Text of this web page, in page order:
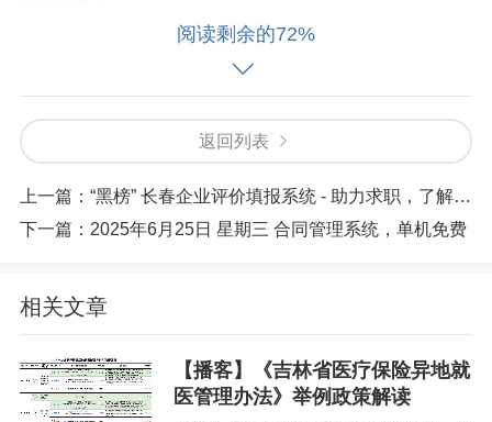
女职工的出生医学证明（如果政府能查到数据，可以不用
交）。
5. 审核和发钱流程
县里审核：卫生健康部门审核企业提交的材料，10个工作
日内完成。
阅读剩余的72%
返回列表
上一篇： “黑榜” 长春企业评价填报系统 - 助力求职，了解企业真实情况。
下一篇： 2025年6月25日 星期三 合同管理系统，单机免费
相关文章
【播客】《吉林省医疗保险异地就
医管理办法》举例政策解读